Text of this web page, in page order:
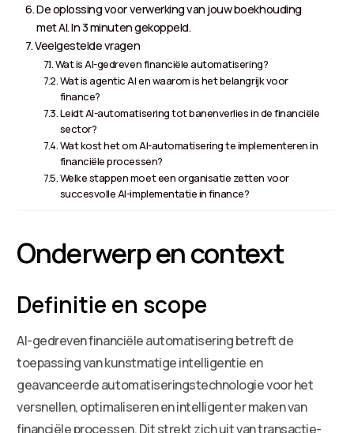
De oplossing voor verwerking van jouw boekhouding
met AI. In 3 minuten gekoppeld.
Veelgestelde vragen
Wat is AI-gedreven financiële automatisering?
Wat is agentic AI en waarom is het belangrijk voor
finance?
Leidt AI-automatisering tot banenverlies in de financiële
sector?
Wat kost het om AI-automatisering te implementeren in
financiële processen?
Welke stappen moet een organisatie zetten voor
succesvolle AI-implementatie in finance?
Onderwerp en context
Definitie en scope
AI-gedreven financiële automatisering betreft de
toepassing van kunstmatige intelligentie en
geavanceerde automatiseringstechnologie voor het
versnellen, optimaliseren en intelligenter maken van
financiële processen. Dit strekt zich uit van transactie-